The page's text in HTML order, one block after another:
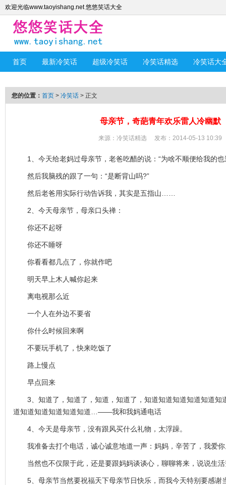
欢迎光临www.taoyishang.net 悠悠笑话大全
首页 最新冷笑话 超级冷笑话 冷笑话精选 冷笑话大
您的位置： 首页 > 冷笑话 > 正文
母亲节，奇葩青年欢乐雷人冷幽默
来源： 冷笑话精选 发布：2014-05-13 10:39
1、今天给老妈过母亲节，老爸吃醋的说：“为啥不顺便给我的也
然后我脑残的跟了一句：“是断背山吗?”
然后老爸用实际行动告诉我，其实是五指山……
2、今天母亲节，母亲口头禅：
你还不起呀
你还不睡呀
你看看都几点了，你就作吧
明天早上木人喊你起来
离电视那么近
一个人在外边不要省
你什么时候回来啊
不要玩手机了，快来吃饭了
路上慢点
早点回来
3、知道了，知道了，知道，知道了，知道知道知道知道知道知
道知道知道知道知道知道…——我和我妈通电话
4、今天是母亲节，没有跟风买什么礼物，太浮躁。
我准备去打个电话，诚心诚意地道一声：妈妈，辛苦了，我爱你
当然也不仅限于此，还是要跟妈妈谈谈心，聊聊将来，说说生活
5、母亲节当然要祝福天下母亲节日快乐，而我今天特别要感谢